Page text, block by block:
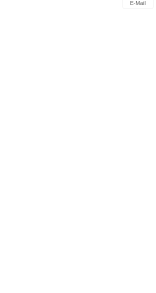
E-Mail